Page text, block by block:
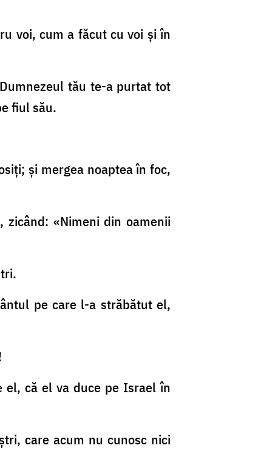
voi, cum a făcut cu voi şi în
tău te-a purtat tot
fiul său.
şi mergea noaptea în foc,
«Nimeni din oamenii
pe care l-a străbătut el,
că el va duce pe Israel în
care acum nu cunosc nici